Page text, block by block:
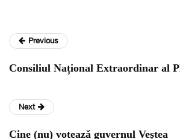
Previous
Consiliul Național Extraordinar al
Next
Cine (nu) votează guvernul Veștea